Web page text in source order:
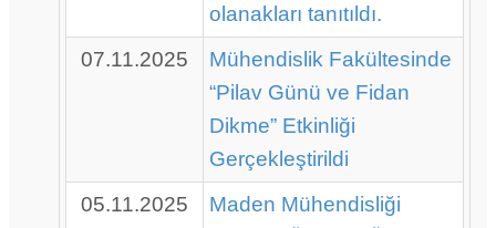
olanakları tanıtıldı.
07.11.2025
Mühendislik Fakültesinde
“Pilav Günü ve Fidan
Dikme” Etkinliği
Gerçekleştirildi
05.11.2025
Maden Mühendisliği